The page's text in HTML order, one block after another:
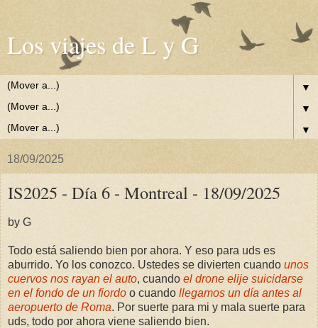
Los viajes de L y G
▼
▼
▼
18/09/2025
IS2025 - Día 6 - Montreal - 18/09/2025
by G
Todo está saliendo bien por ahora. Y eso para uds es
aburrido. Yo los conozco. Ustedes se divierten cuando unos
cuervos nos rayan el auto, cuando el drone elije suicidarse
en el fondo de un fiordo o cuando llegamos un día antes al
aeropuerto de Roma. Por suerte para mi y mala suerte para
uds, todo por ahora viene saliendo bien.